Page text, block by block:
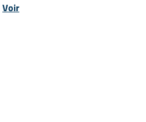
Voir